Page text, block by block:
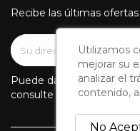
Recibe las últimas ofertas
Puede darse de baja en
consulte nuestra
Utilizamos
mejorar su
analizar el
contenido,
No